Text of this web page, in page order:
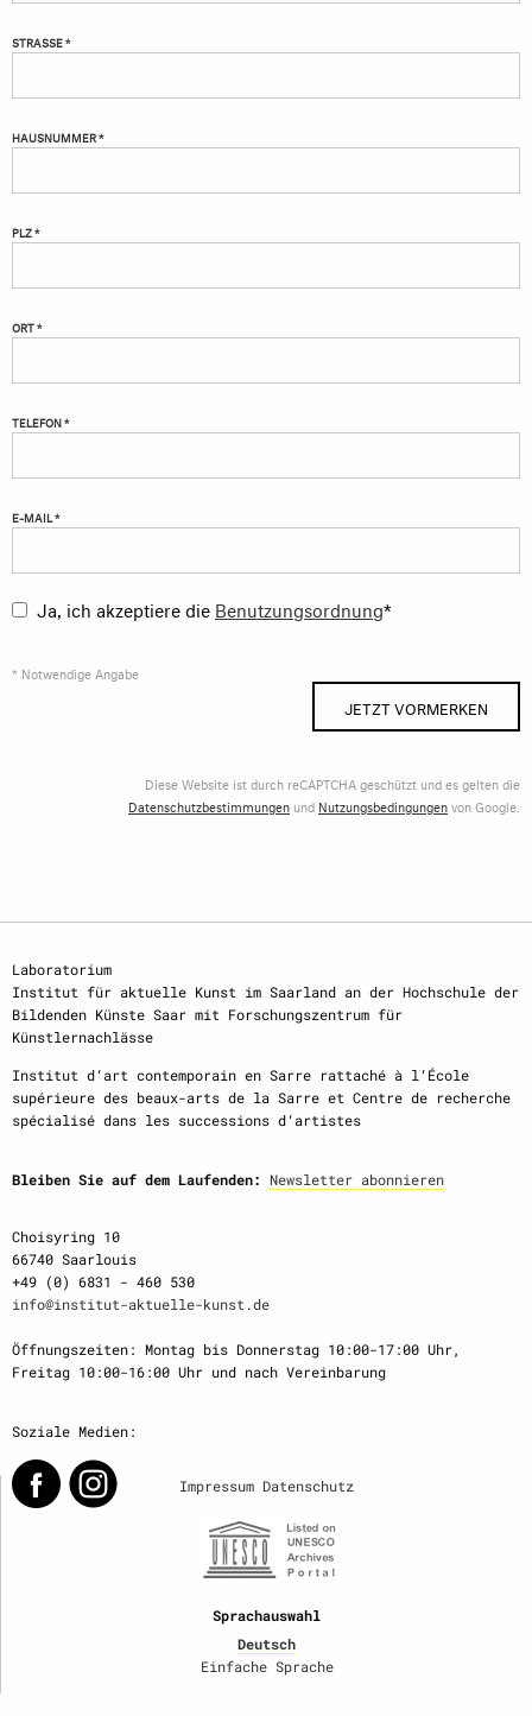
STRASSE *
HAUSNUMMER *
PLZ *
ORT *
TELEFON *
E-MAIL *
Ja, ich akzeptiere die Benutzungsordnung*
* Notwendige Angabe
JETZT VORMERKEN
Diese Website ist durch reCAPTCHA geschützt und es gelten die
Datenschutzbestimmungen und Nutzungsbedingungenvon Google.
Laboratorium
Institut für aktuelle Kunst im Saarland an der Hochschule der
Bildenden Künste Saar mit Forschungszentrum für
Künstlernachlässe
Institut d‘art contemporain en Sarre rattaché à l‘École
supérieure des beaux-arts de la Sarre et Centre de recherche
spécialisé dans les successions d‘artistes
Bleiben Sie auf dem Laufenden: Newsletter abonnieren
Choisyring 10
66740 Saarlouis
+49 (0) 6831 - 460 530
info@institut-aktuelle-kunst.de
Öffnungszeiten: Montag bis Donnerstag 10:00-17:00 Uhr,
Freitag 10:00-16:00 Uhr und nach Vereinbarung
Soziale Medien:
Impressum Datenschutz
Sprachauswahl
Deutsch
Einfache Sprache